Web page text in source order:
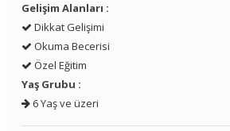
Gelişim Alanları :
Dikkat Gelişimi
Okuma Becerisi
Özel Eğitim
Yaş Grubu :
6 Yaş ve üzeri